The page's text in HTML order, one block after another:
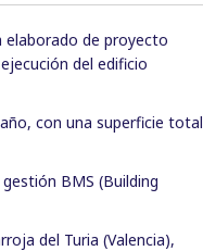
elaborado de proyecto
del edificio
con una superficie total
BMS (Building
del Turia (Valencia),